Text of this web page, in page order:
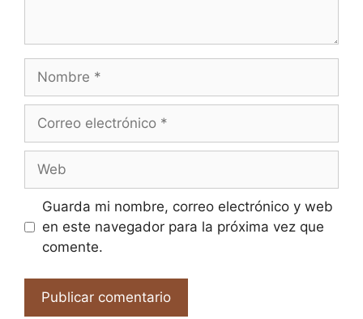
Nombre
Correo
Web
Guarda mi nombre, correo electrónico y web
en este navegador para la próxima vez que
comente.